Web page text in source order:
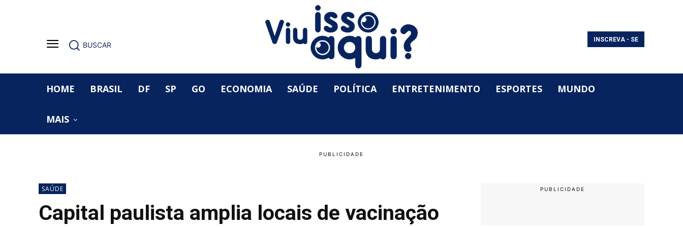
BUSCAR
INSCREVA - SE
HOME BRASIL DF SP GO ECONOMIA SAÚDE POLÍTICA ENTRETENIMENTO ESPORTES MUNDO
MAIS
SAÚDE
Capital paulista amplia locais de vacinação